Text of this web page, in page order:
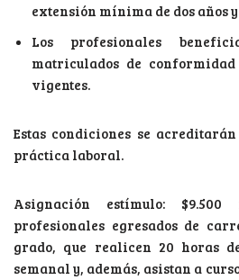
extensión mínima de dos años
Los profesionales
matriculados de
vigentes.
Estas condiciones se
práctica laboral.
Asignación estímulo:
profesionales egresados de
grado, que realicen 20 horas
semanal y, además, asistan a